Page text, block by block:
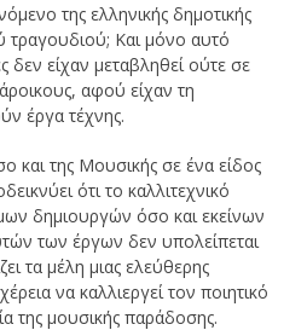
της ελληνικής δημοτικής
τραγουδιού; Και μόνο αυτό
δεν είχαν μεταβληθεί ούτε σε
αφού είχαν τη
έργα τέχνης.
και της Μουσικής σε ένα είδος
ότι το καλλιτεχνικό
δημιουργών όσο και εκείνων
των έργων δεν υπολείπεται
τα μέλη μιας ελεύθερης
να καλλιεργεί τον ποιητικό
της μουσικής παράδοσης.